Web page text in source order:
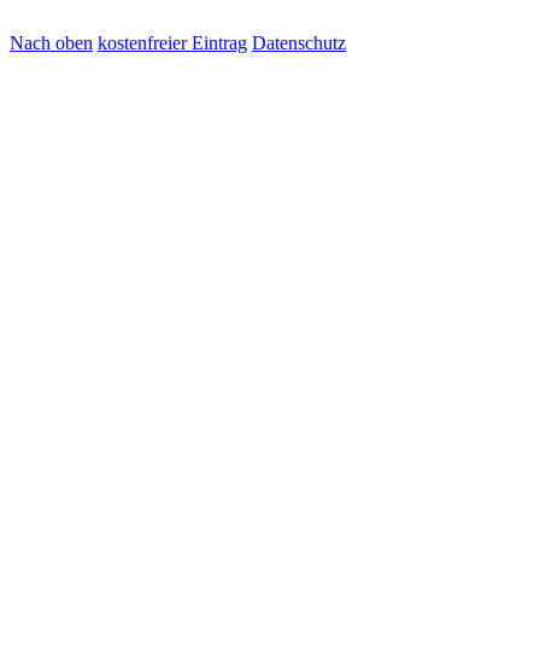
Nach oben kostenfreier Eintrag Datenschutz